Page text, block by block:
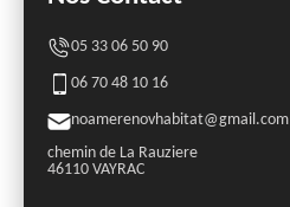
05 33 06 50 90
06 70 48 10 16
noamerenovhabitat@gmail.com
chemin de La Rauziere
46110 VAYRAC